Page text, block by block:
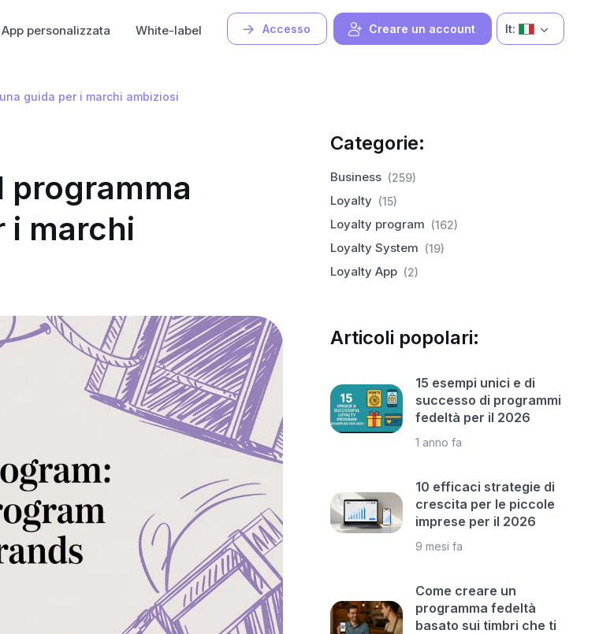
Accesso Creare un account
App personalizzata White-label It:
guida per i marchi ambiziosi
programma
i marchi
Categorie:
Business (259)
Loyalty (15)
Loyalty program (162)
Loyalty System (19)
Loyalty App (2)
Articoli popolari:
15 esempi unici e di
successo di programmi
fedeltà per il 2026
1 anno fa
10 efficaci strategie di
crescita per le piccole
imprese per il 2026
9 mesi fa
Come creare un
programma fedeltà
basato sui timbri che ti